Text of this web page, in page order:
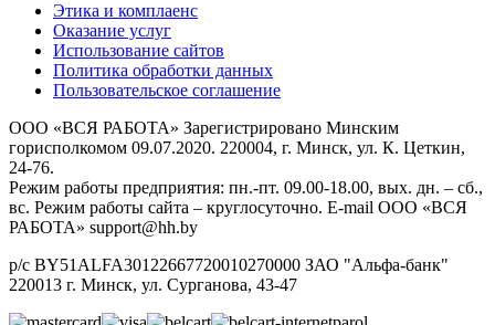
Этика и комплаенс
Оказание услуг
Использование сайтов
Политика обработки данных
Пользовательское соглашение
ООО «ВСЯ РАБОТА» Зарегистрировано Минским
горисполкомом 09.07.2020. 220004, г. Минск, ул. К. Цеткин,
24-76.
Режим работы предприятия: пн.-пт. 09.00-18.00, вых. дн. – сб.,
вс. Режим работы сайта – круглосуточно. E-mail ООО «ВСЯ
РАБОТА» support@hh.by
р/с BY51ALFA30122667720010270000 ЗАО "Альфа-банк"
220013 г. Минск, ул. Сурганова, 43‑47